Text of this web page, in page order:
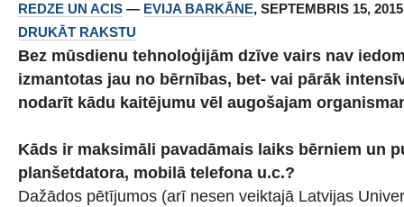
REDZE UN ACIS — EVIJA BARKĀNE, SEPTEMBRIS 15,
DRUKĀT RAKSTU
Bez mūsdienu tehnoloģijām dzīve vairs nav
izmantotas jau no bērnības, bet- vai pārāk
nodarīt kādu kaitējumu vēl augošajam
Kāds ir maksimāli pavadāmais laiks bērniem un
planšetdatora, mobilā telefona u.c.?
Dažādos pētījumos (arī nesen veiktajā Latvijas